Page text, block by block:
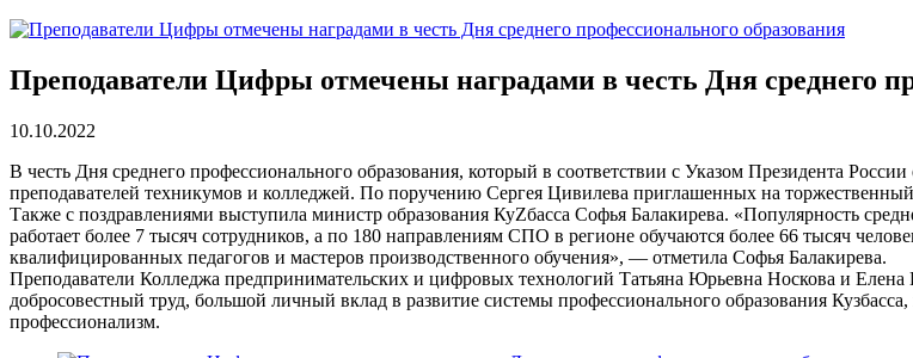
Преподаватели Цифры отмечены наградами в честь Дня среднего
10.10.2022
В честь Дня среднего профессионального образования, который в соответствии с Указом Президента
преподавателей техникумов и колледжей. По поручению Сергея Цивилева приглашенных на
Также с поздравлениями выступила министр образования КуZбасса Софья Балакирева. «Популярность
работает более 7 тысяч сотрудников, а по 180 направлениям СПО в регионе обучаются более 66 тысяч
квалифицированных педагогов и мастеров производственного обучения», — отметила Софья Балакирева.
Преподаватели Колледжа предпринимательских и цифровых технологий Татьяна Юрьевна Носкова и
добросовестный труд, большой личный вклад в развитие системы профессионального образования
профессионализм.